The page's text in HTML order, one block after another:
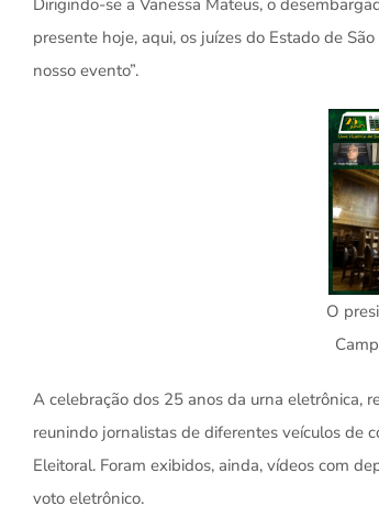
Dirigindo-se a Vanessa Mateus, o
presente hoje, aqui, os juízes do Estado de
nosso evento”.
O
A celebração dos 25 anos da urna eletrônica,
reunindo jornalistas de diferentes veículos de
Eleitoral. Foram exibidos, ainda, vídeos com
voto eletrônico.